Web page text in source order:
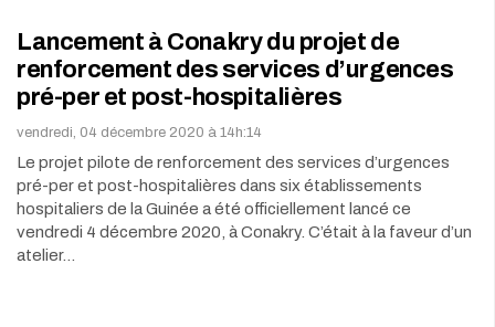
Lancement à Conakry du projet de
renforcement des services d’urgences
pré-per et post-hospitalières
vendredi, 04 décembre 2020 à 14h:14
Le projet pilote de renforcement des services d’urgences
pré-per et post-hospitalières dans six établissements
hospitaliers de la Guinée a été officiellement lancé ce
vendredi 4 décembre 2020, à Conakry. C’était à la faveur d’un
atelier…